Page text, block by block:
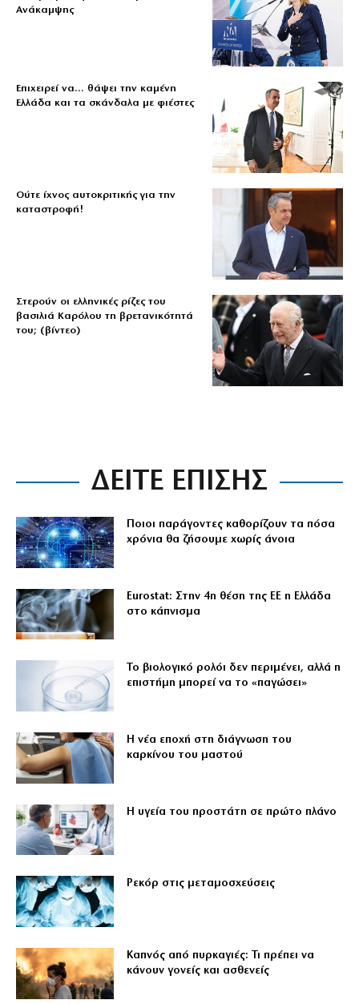
Ανάκαμψης
Επιχειρεί να… θάψει την καμένη
Ελλάδα και τα σκάνδαλα με φιέστες
Ούτε ίχνος αυτοκριτικής για την
καταστροφή!
Στερούν οι ελληνικές ρίζες του
βασιλιά Καρόλου τη βρετανικότητά
του; (βίντεο)
ΔΕΙΤΕ ΕΠΙΣΗΣ
Ποιοι παράγοντες καθορίζουν τα πόσα
χρόνια θα ζήσουμε χωρίς άνοια
Eurostat: Στην 4η θέση της ΕΕ η Ελλάδα
στο κάπνισμα
Το βιολογικό ρολόι δεν περιμένει, αλλά η
επιστήμη μπορεί να το «παγώσει»
Η νέα εποχή στη διάγνωση του
καρκίνου του μαστού
Η υγεία του προστάτη σε πρώτο πλάνο
Ρεκόρ στις μεταμοσχεύσεις
Καπνός από πυρκαγιές: Τι πρέπει να
κάνουν γονείς και ασθενείς